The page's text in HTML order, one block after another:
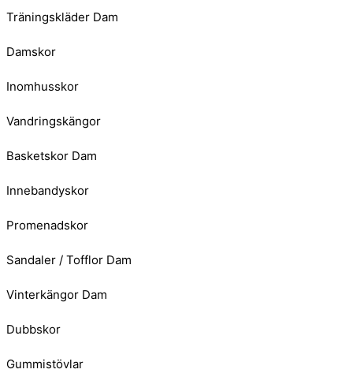
Träningskläder Dam
Damskor
Inomhusskor
Vandringskängor
Basketskor Dam
Innebandyskor
Promenadskor
Sandaler / Tofflor Dam
Vinterkängor Dam
Dubbskor
Gummistövlar